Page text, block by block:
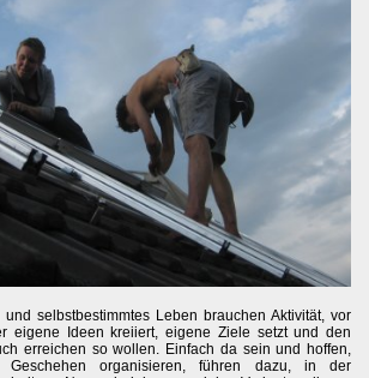
und selbstbestimmtes Leben brauchen Aktivität, vor
eigene Ideen kreiiert, eigene Ziele setzt und den
erreichen so wollen. Einfach da sein und hoffen,
organisieren, führen dazu, in der